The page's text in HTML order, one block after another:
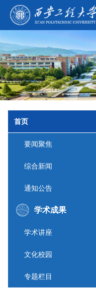
首页
要闻聚焦
综合新闻
通知公告
学术成果
学术讲座
文化校园
专题栏目